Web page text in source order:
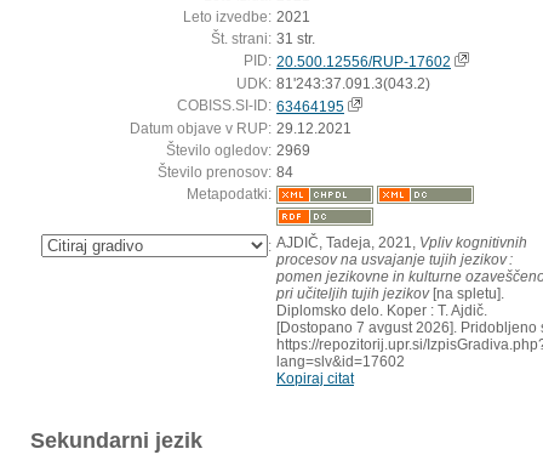
Leto izvedbe: 2021
Št. strani: 31 str.
PID: 20.500.12556/RUP-17602
UDK: 81'243:37.091.3(043.2)
COBISS.SI-ID: 63464195
Datum objave v RUP: 29.12.2021
Število ogledov: 2969
Število prenosov: 84
Metapodatki:
: AJDIČ, Tadeja, 2021, Vpliv kognitivnih
procesov na usvajanje tujih jezikov :
pomen jezikovne in kulturne
pri učiteljih tujih jezikov[na spletu].
Diplomsko delo. Koper : T. Ajdič.
[Dostopano 7 avgust 2026]. Pridobljeno
https://repozitorij.upr.si/
lang=slv&id=17602
Kopiraj citat
Sekundarni jezik